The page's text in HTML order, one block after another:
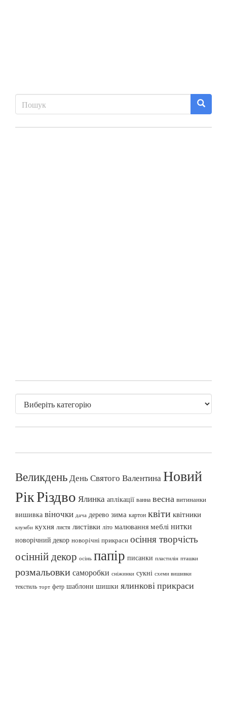
ВеликденьДень Святого ВалентинаНовий
РікРіздво Ялинка аплікації ванна весна витинанки
вишивка віночки дача дерево зима картон квіти квітники
клумби кухня листя листівки літо малювання меблі нитки
новорічний декор новорічні прикраси осіння творчість
осінній декор осінь папір писанки пластилін пташки
розмальовки саморобки сніжинки сукні схеми вишивки
текстиль торт фетр шаблони шишки ялинкові прикраси